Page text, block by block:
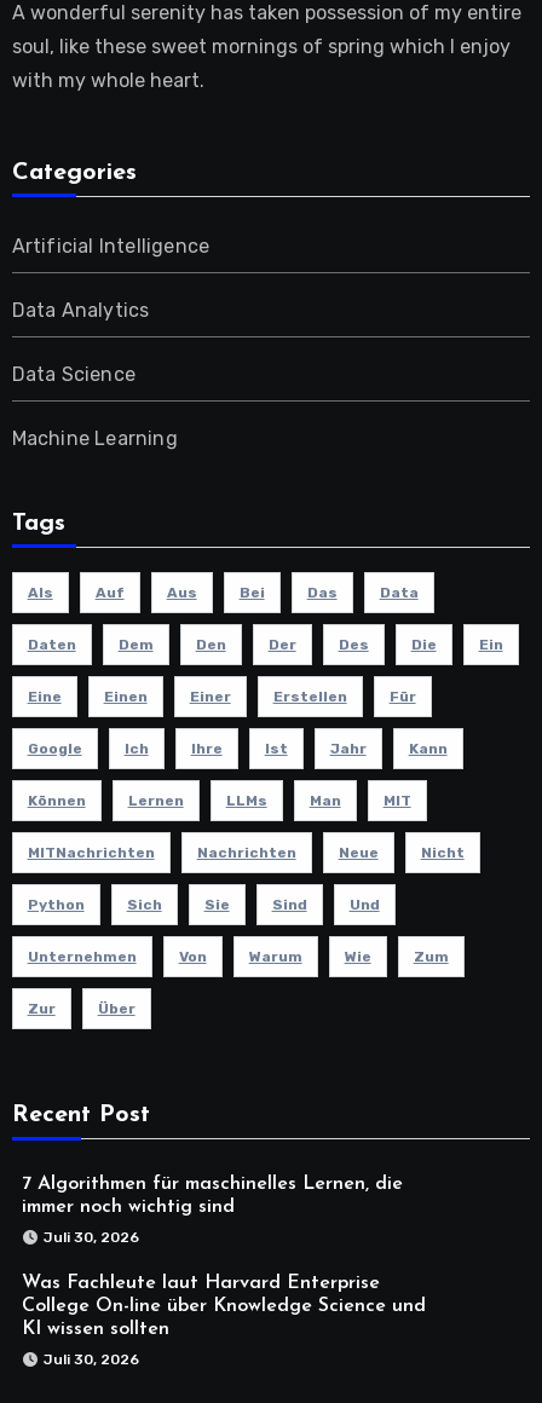
A wonderful serenity has taken possession of my entire
soul, like these sweet mornings of spring which I enjoy
with my whole heart.
Categories
Artificial Intelligence
Data Analytics
Data Science
Machine Learning
Tags
Als Auf Aus Bei Das Data
Daten Dem Den Der Des Die Ein
Eine Einen Einer Erstellen Für
Google Ich Ihre Ist Jahr Kann
Können Lernen LLMs Man MIT
MITNachrichten Nachrichten Neue Nicht
Python Sich Sie Sind Und
Unternehmen Von Warum Wie Zum
Zur Über
Recent Post
7 Algorithmen für maschinelles Lernen, die
immer noch wichtig sind
Juli 30, 2026
Was Fachleute laut Harvard Enterprise
College On-line über Knowledge Science und
KI wissen sollten
Juli 30, 2026